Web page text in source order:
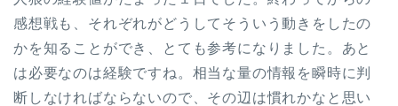
感想戦も、それぞれがどうしてそういう動きをしたの
かを知ることができ、とても参考になりました。あと
は必要なのは経験ですね。相当な量の情報を瞬時に判
断しなければならないので、その辺は慣れかなと思い